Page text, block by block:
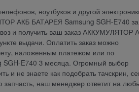
ноутбуков и другой
АКБ БАТАРЕЯ Samsung SGH-E740
и получить ваш заказ АККУМУЛЯТОР
выдачи. Оплатить заказ можно
наложенным платежом или по
E740 3 месяца. Огромный выбор
и не знаете как подобрать тачскрин,
запчасть, наш менеджер ответит на